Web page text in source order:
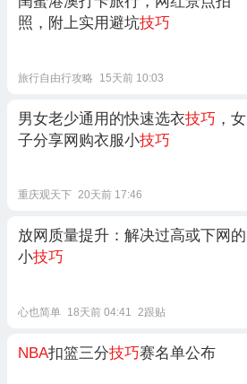
照，附上实用避坑技巧
旅行自由行攻略 15天前 10:03
男女老少通用的快速选衣技巧 ，女
子分享网购衣服小技巧
重庆观天下 20天前 17:46
放网质量提升：解决过高或下网的
小技巧
心也简单 18天前 04:41 2跟贴
NBA扣篮三分技巧赛名单公布